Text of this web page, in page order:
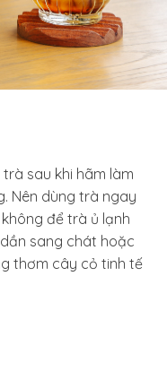
sau khi hãm làm
Nên dùng trà ngay
để trà ủ lạnh
sang chát hoặc
thơm cây cỏ tinh tế